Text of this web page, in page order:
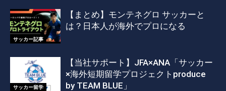
サッカー記事
【まとめ】モンテネグロ サッカーと
は？日本人が海外でプロになる
サッカー留学
【当社サポート】JFA×ANA「サッカー
×海外短期留学プロジェクトproduce
by TEAM BLUE」